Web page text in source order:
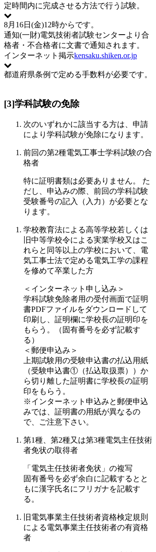
定時間内に完成させる方法で行う試験。
8月16日(金)12時からです。
通知(一財)電気技術者試験センターより合
格者・不合格者に文書で通知されます。
インターネット掲示kensaku.shiken.or.jp
都道府県条例で定める手数料が必要です。
[3]学科試験の免除
次のいずれかに該当する方は、申請
により学科試験が免除になります。
前回の第2種電気工事士学科試験の合
格者
特に証明書類は必要ありません。 た
だし、申込みの際、前回の学科試験
受験番号の記入（入力）が必要とな
ります。
学校教育法による高等学校若しくは
旧中等学校令による実業学校又はこ
れらと同等以上の学校において、電
気工事士法で定める電気工学の課程
を修めて卒業した方
＜インターネット申し込み＞
学科試験免除者用の受付画面で証明
書PDFファイルをダウンロードして
印刷し、証明欄に学校長の証明印を
もらう。（固有番号を必ず記載す
る）
＜郵便申込み＞
上期試験用の受験申込書の払込用紙
（受験申込書①（払込取扱票））か
ら切り離した証明書に学校長の証明
印をもらう。
※インターネット申込みと郵便申込
みでは、証明書の用紙が異なるの
で、ご注意下さい。
第1種、第2種又は第3種電気主任技術
者免状の取得者
「電気主任技術者免状」の複写
固有番号を必ず余白に記載するとと
もに漢字氏名にフリガナを記載す
る。
旧電気事業主任技術者資格検定規則
による電気事業主任技術者の有資格
者